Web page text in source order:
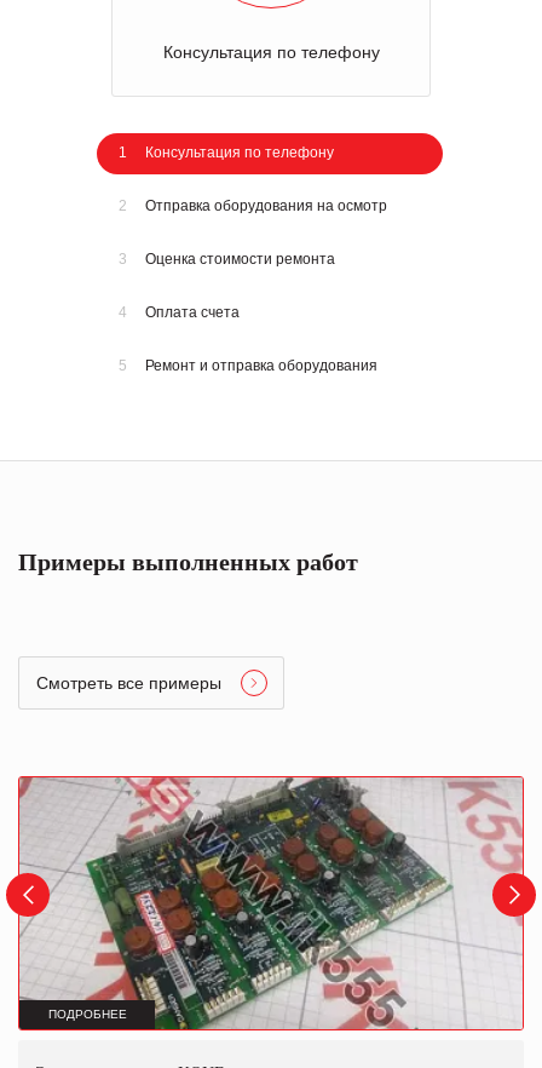
Консультация по телефону
1 Консультация по телефону
2 Отправка оборудования на осмотр
3 Оценка стоимости ремонта
4 Оплата счета
5 Ремонт и отправка оборудования
Примеры выполненных работ
Смотреть все примеры
ПОДРОБНЕЕ